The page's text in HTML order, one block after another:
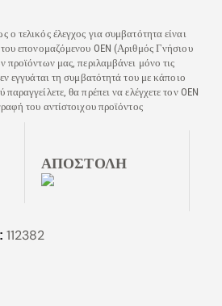
τελικός έλεγχος για συμβατότητα είναι
επονομαζόμενου OEN (Αριθμός Γνήσιου
μας, περιλαμβάνει μόνο τις
εγγυάται τη συμβατότητά του με κάποιο
θα πρέπει να ελέγχετε τον OEN
του αντίστοιχου προϊόντος
ΑΠΟΣΤΟΛΗ
112382